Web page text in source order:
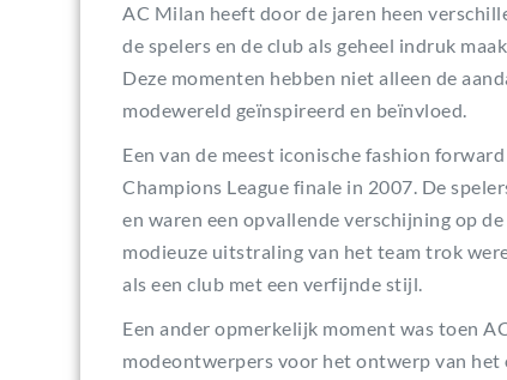
AC Milan heeft door de jaren heen
de spelers en de club als geheel indruk
Deze momenten hebben niet alleen de
modewereld geïnspireerd en beïnvloed.
Een van de meest iconische fashion
Champions League finale in 2007. De
en waren een opvallende verschijning op
modieuze uitstraling van het team trok
als een club met een verfijnde stijl.
Een ander opmerkelijk moment was toen
modeontwerpers voor het ontwerp van